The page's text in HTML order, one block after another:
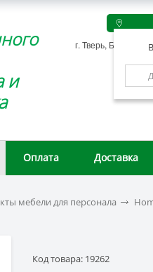
и
г. Тверь,
Оплата Доставка
мебели для персонала
Код товара: 19262